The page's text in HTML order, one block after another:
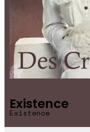
Existence
Existence